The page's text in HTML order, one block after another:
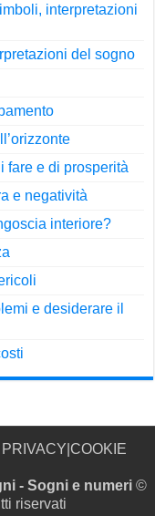
interpretazioni
del sogno
fare e di prosperità
e negatività
interiore?
e desiderare il
PRIVACY COOKIE
- Sogni e numeri ©
riservati